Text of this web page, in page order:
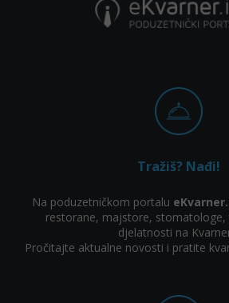
Tražiš? Nađi!
Na poduzetničkom portalu
restorane, majstore, stomatologe,
djelatnosti na
Pročitajte aktualne novosti i pratite